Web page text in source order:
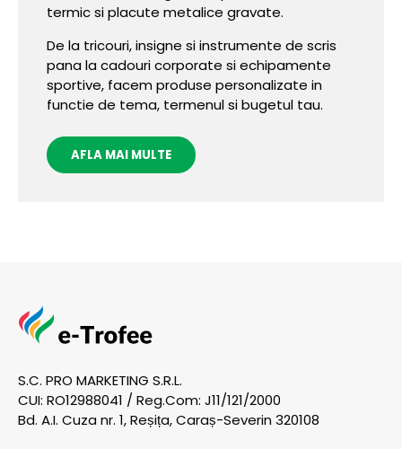
termic si placute metalice gravate.
De la tricouri, insigne si instrumente de scris
pana la cadouri corporate si echipamente
sportive, facem produse personalizate in
functie de tema, termenul si bugetul tau.
AFLA MAI MULTE
S.C. PRO MARKETING S.R.L.
CUI: RO12988041 / Reg.Com: J11/121/2000
Bd. A.I. Cuza nr. 1, Reșița, Caraș-Severin 320108